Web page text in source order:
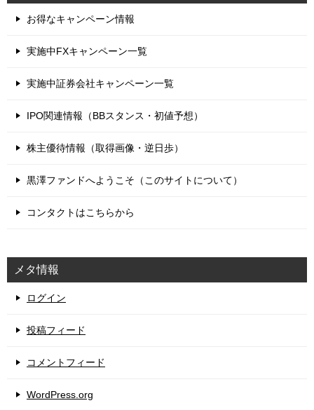
お得なキャンペーン情報
実施中FXキャンペーン一覧
実施中証券会社キャンペーン一覧
IPO関連情報（BBスタンス・初値予想）
株主優待情報（取得画像・逆日歩）
黒澤ファンドへようこそ（このサイトについて）
コンタクトはこちらから
メタ情報
ログイン
投稿フィード
コメントフィード
WordPress.org